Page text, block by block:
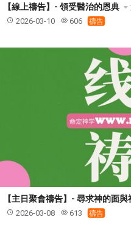
【線上禱告】- 領受醫治的恩典
2026-03-10 606 禱告
【主日聚會禱告】- 尋求神的面
2026-03-08 613 禱告